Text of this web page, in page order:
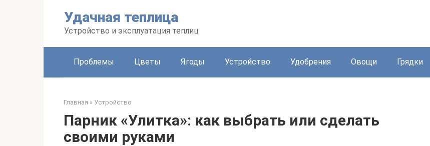
Удачная теплица
Устройство и эксплуатация теплиц
Проблемы Цветы Ягоды Устройство Удобрения Овощи Грядки
Главная » Устройство
Парник «Улитка»: как выбрать или сделать
своими руками